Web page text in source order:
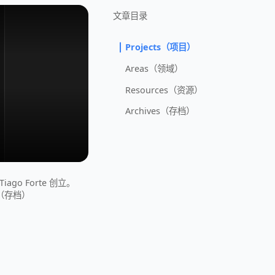
Forte 创立。
档）
文章目录
Projects（项目）
Areas（领域）
Resources（资源）
Archives（存档）